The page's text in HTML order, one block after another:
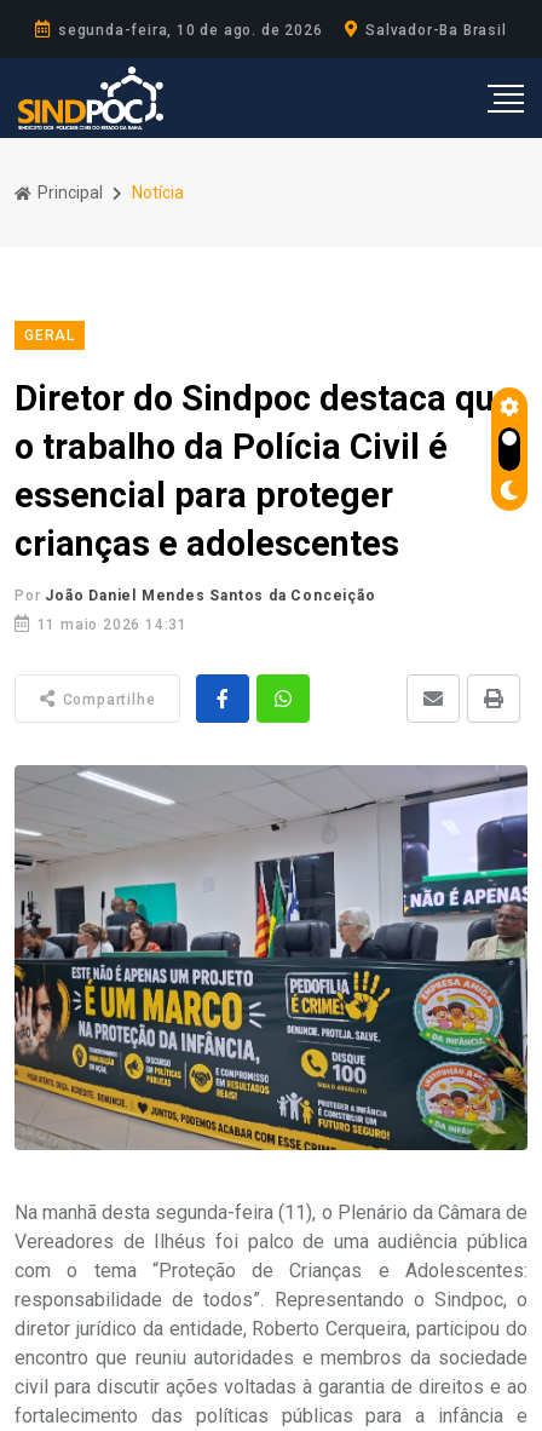
segunda-feira, 10 de ago. de 2026 Salvador-Ba Brasil
Principal Notícia
GERAL
Diretor do Sindpoc destaca que
o trabalho da Polícia Civil é
essencial para proteger
crianças e adolescentes
Por João Daniel Mendes Santos da Conceição
11 maio 2026 14:31
Compartilhe
Na manhã desta segunda-feira (11), o Plenário da Câmara de
Vereadores de Ilhéus foi palco de uma audiência pública
com o tema “Proteção de Crianças e Adolescentes:
responsabilidade de todos”. Representando o Sindpoc, o
diretor jurídico da entidade, Roberto Cerqueira, participou do
encontro que reuniu autoridades e membros da sociedade
civil para discutir ações voltadas à garantia de direitos e ao
fortalecimento das políticas públicas para a infância e